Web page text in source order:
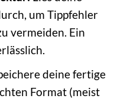
um Tippfehler
vermeiden. Ein
deine fertige
Format (meist